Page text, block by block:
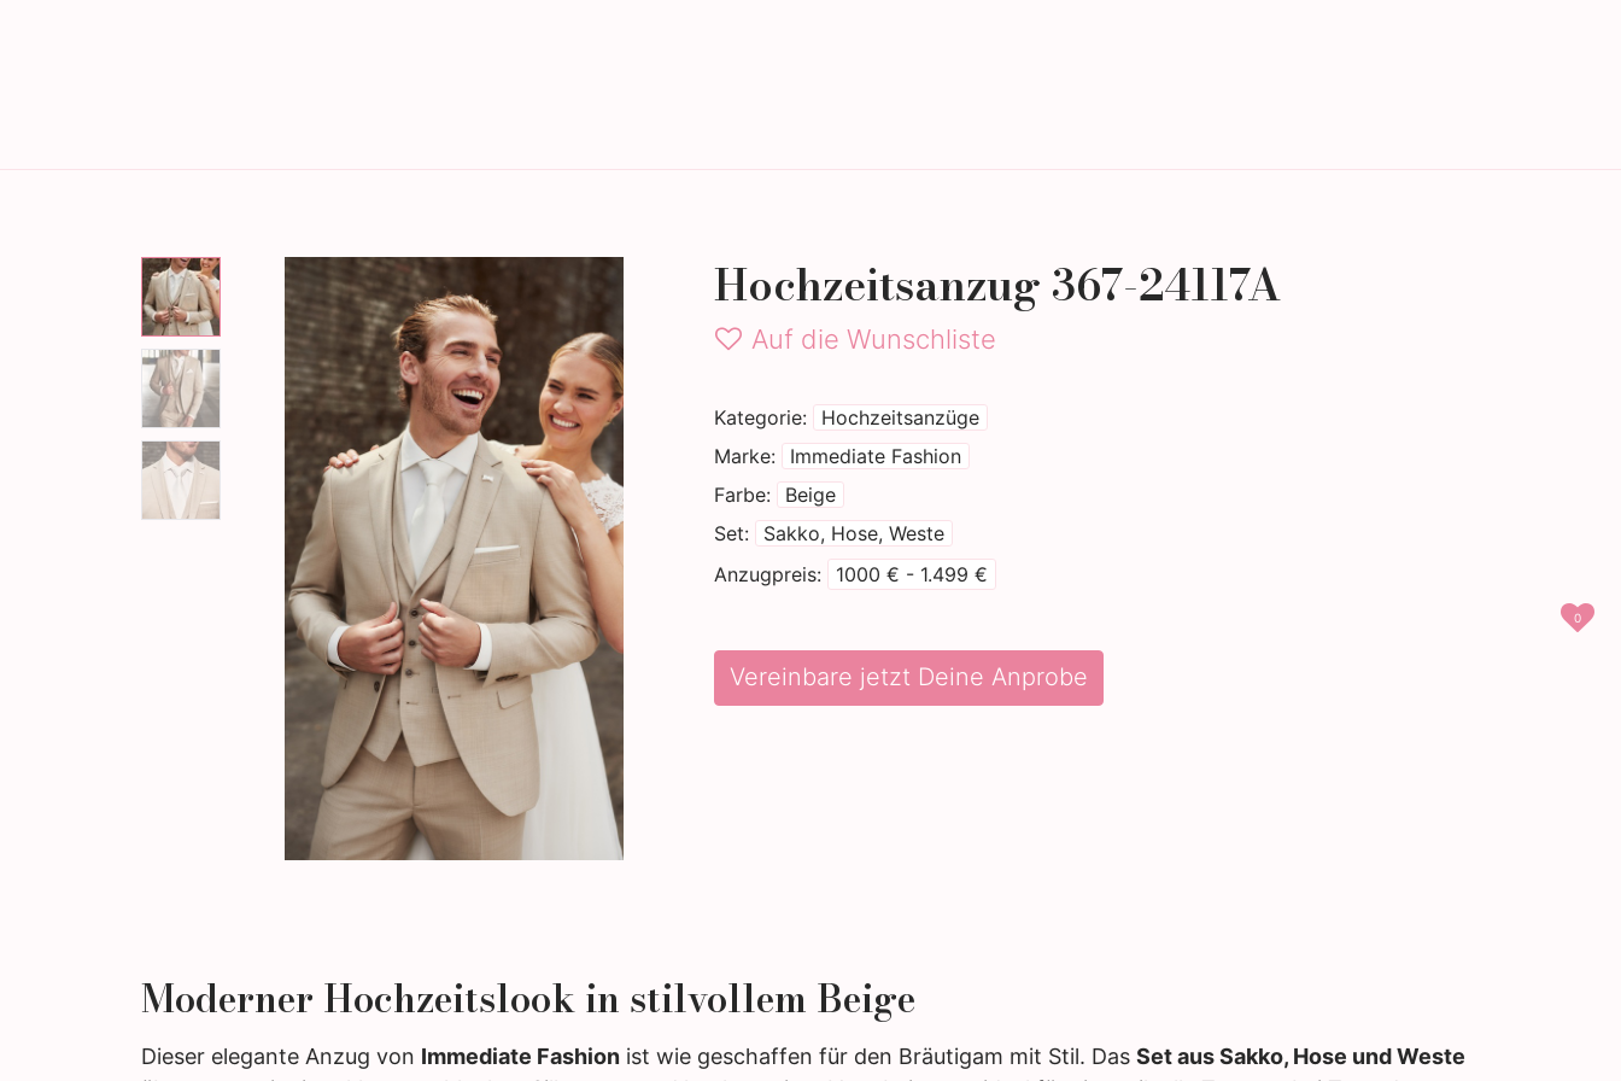
0
Hochzeitsanzug 367-24117A
Auf die Wunschliste
Kategorie
Hochzeitsanzüge
Marke
Immediate Fashion
Farbe
Beige
Set
Sakko, Hose, Weste
Anzugpreis
1000 € - 1.499 €
Vereinbare jetzt Deine Anprobe
Moderner Hochzeitslook in stilvollem Beige
Dieser elegante Anzug von Immediate Fashion ist wie geschaffen für den Bräutigam mit Stil. Das Set aus Sakko, Hose und Weste